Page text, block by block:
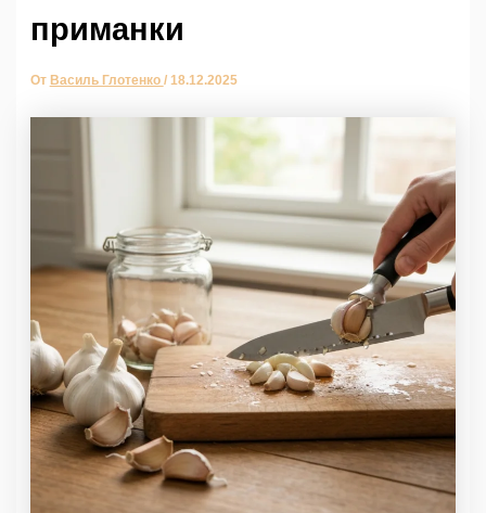
приманки
От Василь Глотенко / 18.12.2025